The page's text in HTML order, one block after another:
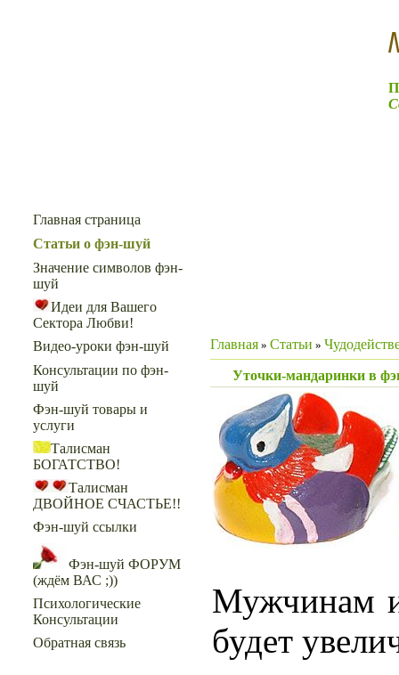
Главная страница
Статьи о фэн-шуй
Значение символов фэн-
шуй
Идеи для Вашего
Сектора Любви!
Видео-уроки фэн-шуй
Консультации по фэн-
шуй
Фэн-шуй товары и
услуги
Талисман
БОГАТСТВО!
Талисман
ДВОЙНОЕ СЧАСТЬЕ!!
Фэн-шуй ссылки
Фэн-шуй ФОРУМ
(ждём ВАС ;))
Психологические
Консультации
Обратная связь
Главная » Статьи »
Уточки-мандаринки в
Мужчинам
будет